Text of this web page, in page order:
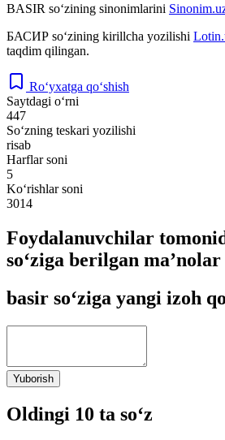
BASIR so‘zining sinonimlarini
БАСИР so‘zining kirillcha yozilishi
taqdim qilingan.
Ro‘yxatga qo‘shish
Saytdagi o‘rni
447
So‘zning teskari yozilishi
risab
Harflar soni
5
Ko‘rishlar soni
3014
Foydalanuvchilar
so‘ziga berilgan ma’nolar
basir so‘ziga yangi izoh
Yuborish
Oldingi 10 ta so‘z